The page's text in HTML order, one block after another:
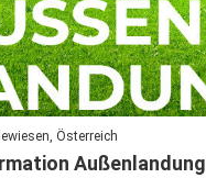
Österreich
Außenlandung